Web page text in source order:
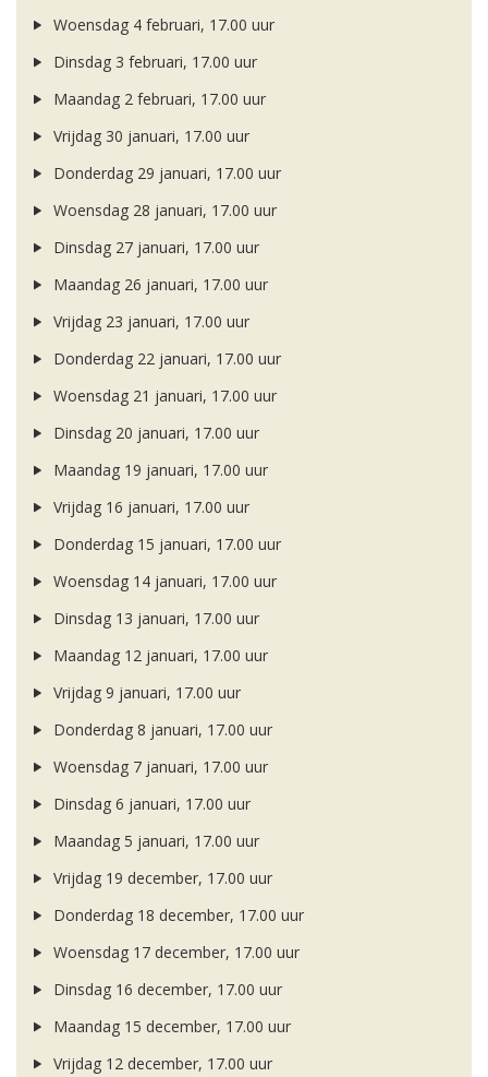
Woensdag 4 februari, 17.00 uur
Dinsdag 3 februari, 17.00 uur
Maandag 2 februari, 17.00 uur
Vrijdag 30 januari, 17.00 uur
Donderdag 29 januari, 17.00 uur
Woensdag 28 januari, 17.00 uur
Dinsdag 27 januari, 17.00 uur
Maandag 26 januari, 17.00 uur
Vrijdag 23 januari, 17.00 uur
Donderdag 22 januari, 17.00 uur
Woensdag 21 januari, 17.00 uur
Dinsdag 20 januari, 17.00 uur
Maandag 19 januari, 17.00 uur
Vrijdag 16 januari, 17.00 uur
Donderdag 15 januari, 17.00 uur
Woensdag 14 januari, 17.00 uur
Dinsdag 13 januari, 17.00 uur
Maandag 12 januari, 17.00 uur
Vrijdag 9 januari, 17.00 uur
Donderdag 8 januari, 17.00 uur
Woensdag 7 januari, 17.00 uur
Dinsdag 6 januari, 17.00 uur
Maandag 5 januari, 17.00 uur
Vrijdag 19 december, 17.00 uur
Donderdag 18 december, 17.00 uur
Woensdag 17 december, 17.00 uur
Dinsdag 16 december, 17.00 uur
Maandag 15 december, 17.00 uur
Vrijdag 12 december, 17.00 uur